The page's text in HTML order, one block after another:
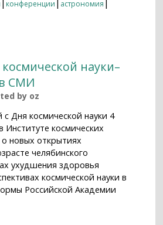
конференции астрономия
науки–
СМИ
by oz
Дня космической науки 4
Институте космических
новых открытиях
челябинского
ухудшения здоровья
космической науки в
Российской Академии